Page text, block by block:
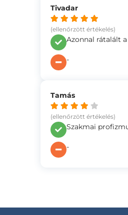
Tivadar
(ellenőrzött értékelés)
Azonnal rátalált
-
Tamás
(ellenőrzött értékelés)
Szakmai
-